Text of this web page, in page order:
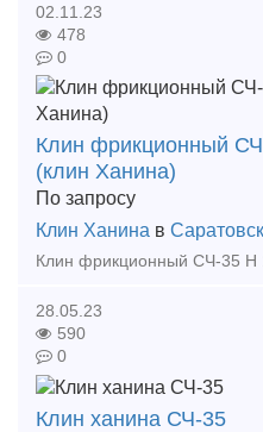
02.11.23
478
0
Клин фрикционный
(клин Ханина)
По запросу
Клин Ханина в
28.05.23
590
0
Клин ханина СЧ-35